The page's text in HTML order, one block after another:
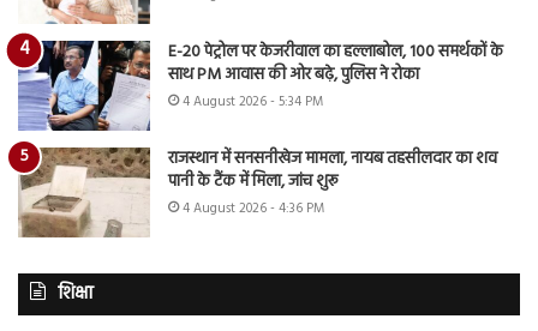
E-20 पेट्रोल पर केजरीवाल का हल्लाबोल, 100 समर्थकों के
साथ PM आवास की ओर बढ़े, पुलिस ने रोका
4 August 2026 - 5:34 PM
राजस्थान में सनसनीखेज मामला, नायब तहसीलदार का शव
पानी के टैंक में मिला, जांच शुरू
4 August 2026 - 4:36 PM
शिक्षा